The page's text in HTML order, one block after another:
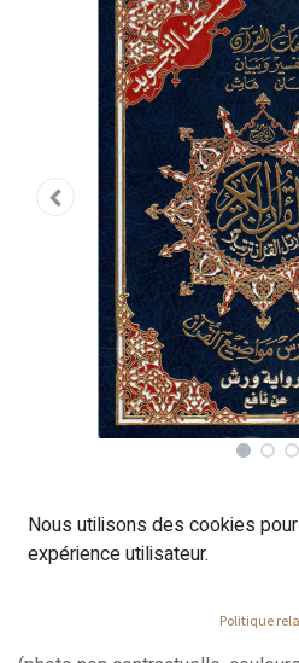
CORAN TAJWID
WARCH - 14x20
Coran arabe avec les règles de
Nous utilisons des cookies
expérience utilisateur.
Politique